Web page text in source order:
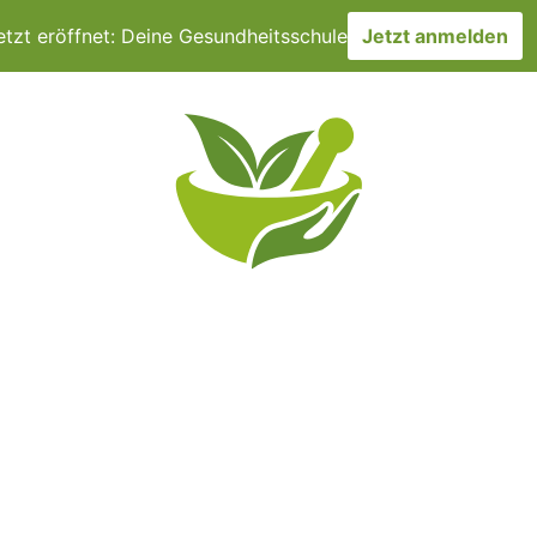
eröffnet: Deine Gesundheitsschule Jetzt anmelden